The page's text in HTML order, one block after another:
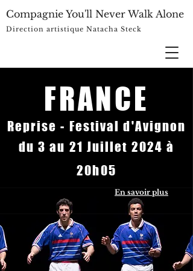
Direction artistique Natacha Steck
Compagnie You'll Never Walk Alone
FRANCE
Reprise - Festival d'Avignon
du 3 au 21 Juillet 2024 à
20h05
En savoir plus